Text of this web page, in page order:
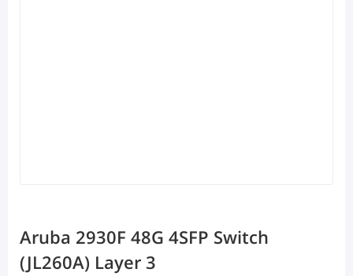
Aruba 2930F 48G 4SFP Switch
(JL260A) Layer 3